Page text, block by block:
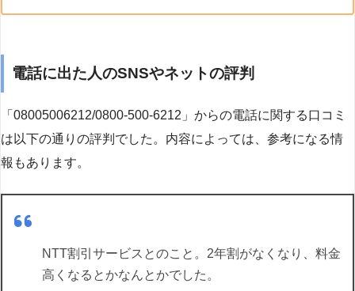
電話に出た人のSNSやネットの評判
「08005006212/0800-500-6212」からの電話に関する口コミ
は以下の通りの評判でした。内容によっては、参考になる情
報もあります。
NTT割引サービスとのこと。2年割がなくなり、料金
高くなるとかなんとかでした。